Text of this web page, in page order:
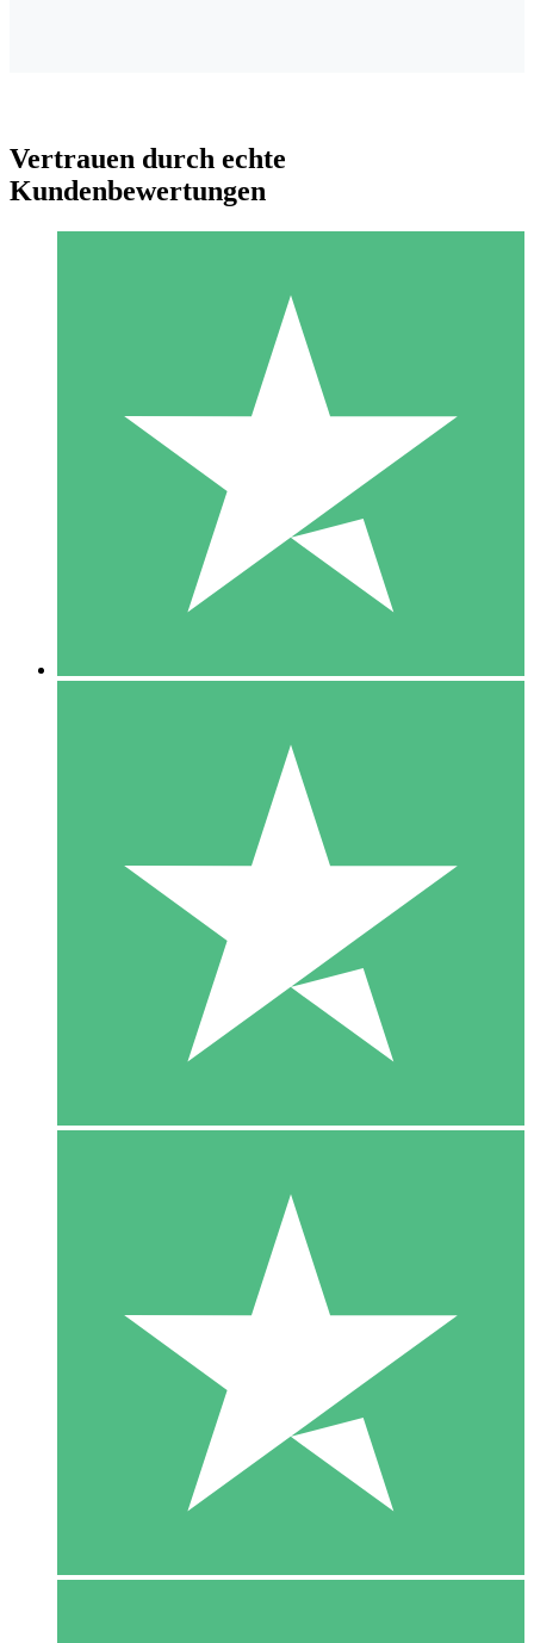
Individuelle Credit-Pakete
Zahlen Sie nach Bedarf mit Download-Credits. Keine
monatliche Verpflichtung erforderlich.
10 00
10 Downloads
20 00
Vertrauen durch echte
Kundenbewertungen